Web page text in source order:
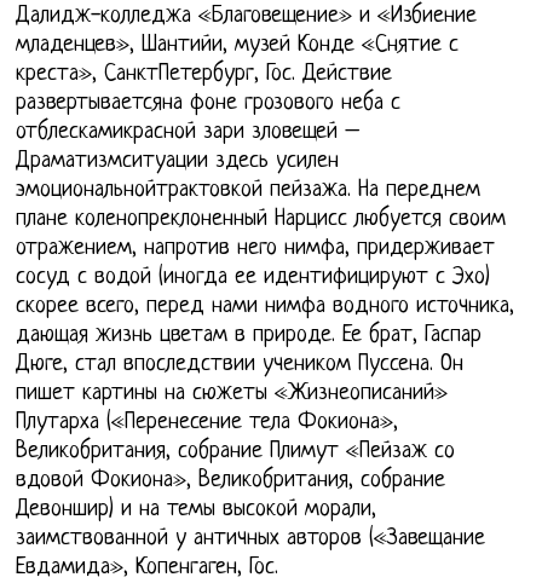
Далидж-колледжа «Благовещение» и «Избиение
младенцев», Шантийи, музей Конде «Снятие с
креста», СанктПетербург, Гос. Действие
развертываетсяна фоне грозового неба с
отблескамикрасной зари зловещей –
Драматизмситуации здесь усилен
эмоциональнойтрактовкой пейзажа. На переднем
плане коленопреклоненный Нарцисс любуется своим
отражением, напротив него нимфа, придерживает
сосуд с водой (иногда ее идентифицируют с Эхо)
скорее всего, перед нами нимфа водного источника,
дающая жизнь цветам в природе. Ее брат, Гаспар
Дюге, стал впоследствии учеником Пуссена. Он
пишет картины на сюжеты «Жизнеописаний»
Плутарха («Перенесение тела Фокиона»,
Великобритания, собрание Плимут «Пейзаж со
вдовой Фокиона», Великобритания, собрание
Девоншир) и на темы высокой морали,
заимствованной у античных авторов («Завещание
Евдамида», Копенгаген, Гос.